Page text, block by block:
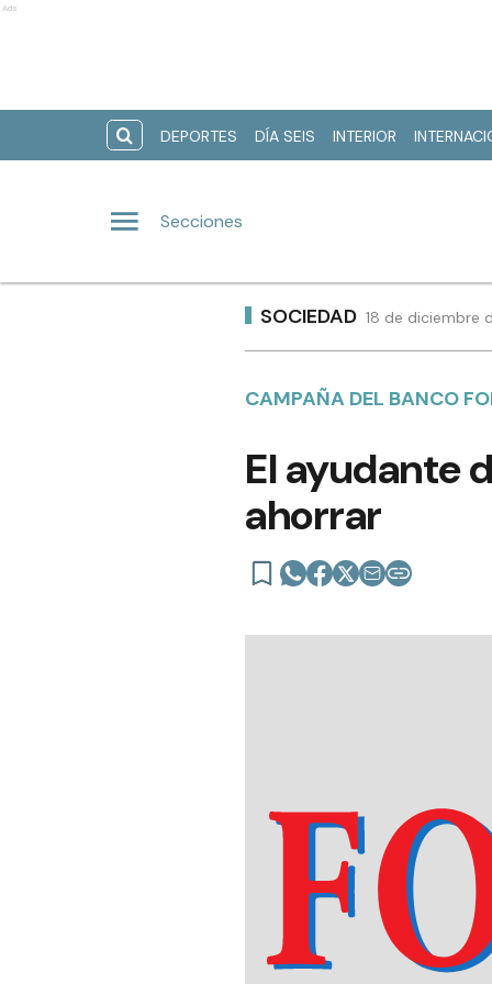
Ads
DEPORTES DÍA SEIS INTERIOR
Secciones
SOCIEDAD 18 de diciembre
CAMPAÑA DEL BANCO
El ayudante
ahorrar